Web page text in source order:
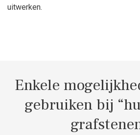
uitwerken.
Enkele
gebruiken bij